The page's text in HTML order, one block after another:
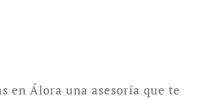
en Álora una asesoría que te